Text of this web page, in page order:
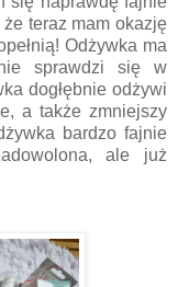
teraz mam okazję
Odżywka ma
sprawdzi się w
dogłębnie odżywi
a także zmniejszy
bardzo fajnie
ale już